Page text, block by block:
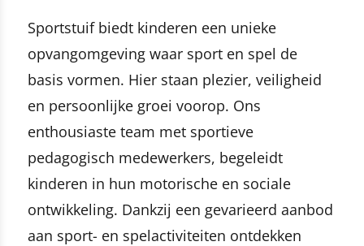
Sportstuif biedt kinderen een unieke
opvangomgeving waar sport en spel de
basis vormen. Hier staan plezier, veiligheid
en persoonlijke groei voorop. Ons
enthousiaste team met sportieve
pedagogisch medewerkers, begeleidt
kinderen in hun motorische en sociale
ontwikkeling. Dankzij een gevarieerd aanbod
aan sport- en spelactiviteiten ontdekken